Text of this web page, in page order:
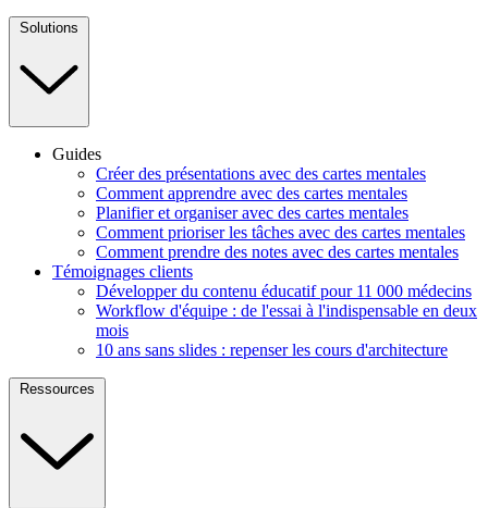
Solutions
Guides
Créer des présentations avec des cartes mentales
Comment apprendre avec des cartes mentales
Planifier et organiser avec des cartes mentales
Comment prioriser les tâches avec des cartes mentales
Comment prendre des notes avec des cartes mentales
Témoignages clients
Développer du contenu éducatif pour 11 000 médecins
Workflow d'équipe : de l'essai à l'indispensable en deux
mois
10 ans sans slides : repenser les cours d'architecture
Ressources